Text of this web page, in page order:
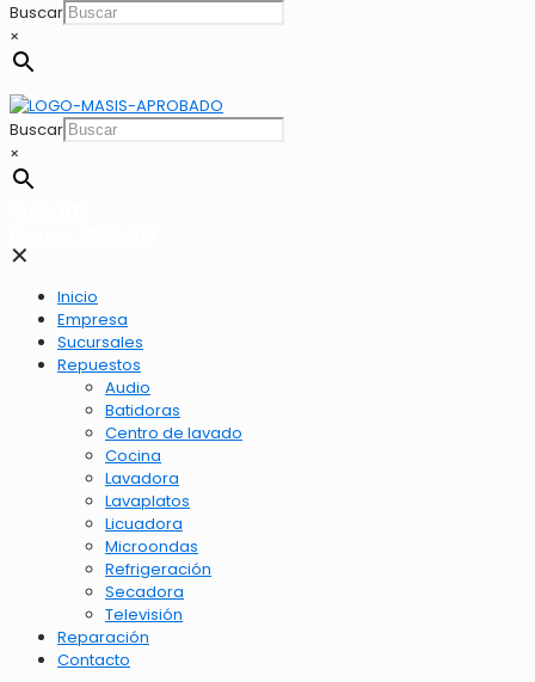
Buscar
×
Buscar
×
✕
Inicio
Empresa
Sucursales
Repuestos
Audio
Batidoras
Centro de lavado
Cocina
Lavadora
Lavaplatos
Licuadora
Microondas
Refrigeración
Secadora
Televisión
Reparación
Contacto